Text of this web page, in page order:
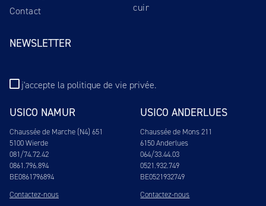
Contact
cuir
NEWSLETTER
j'accepte la politique de vie privée.
USICO NAMUR
Chaussée de Marche (N4) 651
5100 Wierde
081/74.72.42
0861.796.894
BE0861796894
Contactez-nous
USICO ANDERLUES
Chaussée de Mons 211
6150 Anderlues
064/33.44.03
0521.932.749
BE0521932749
Contactez-nous